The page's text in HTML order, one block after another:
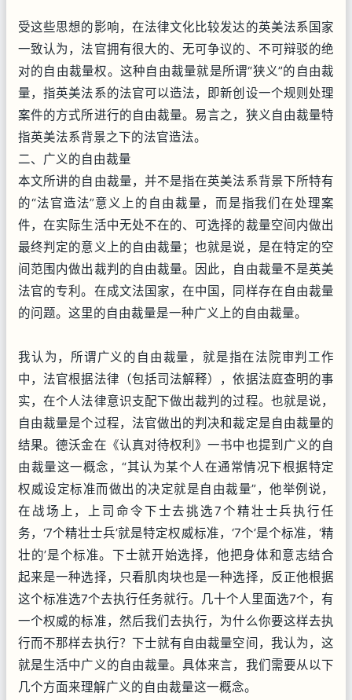
受这些思想的影响，在法律文化比较发达的英美法系国家
一致认为，法官拥有很大的、无可争议的、不可辩驳的绝
对的自由裁量权。这种自由裁量就是所谓“狭义”的自由裁
量，指英美法系的法官可以造法，即新创设一个规则处理
案件的方式所进行的自由裁量。易言之，狭义自由裁量特
指英美法系背景之下的法官造法。
二、广义的自由裁量
本文所讲的自由裁量，并不是指在英美法系背景下所特有
的“法官造法”意义上的自由裁量，而是指我们在处理案
件，在实际生活中无处不在的、可选择的裁量空间内做出
最终判定的意义上的自由裁量；也就是说，是在特定的空
间范围内做出裁判的自由裁量。因此，自由裁量不是英美
法官的专利。在成文法国家，在中国，同样存在自由裁量
的问题。这里的自由裁量是一种广义上的自由裁量。
我认为，所谓广义的自由裁量，就是指在法院审判工作
中，法官根据法律（包括司法解释），依据法庭查明的事
实，在个人法律意识支配下做出裁判的过程。也就是说，
自由裁量是个过程，法官做出的判决和裁定是自由裁量的
结果。德沃金在《认真对待权利》一书中也提到广义的自
由裁量这一概念，“其认为某个人在通常情况下根据特定
权威设定标准而做出的决定就是自由裁量”，他举例说，
在战场上，上司命令下士去挑选7个精壮士兵执行任
务，‘7个精壮士兵’就是特定权威标准，‘7个’是个标准，‘精
壮的’是个标准。下士就开始选择，他把身体和意志结合
起来是一种选择，只看肌肉块也是一种选择，反正他根据
这个标准选7个去执行任务就行。几十个人里面选7个，有
一个权威的标准，然后我们去执行，为什么你要这样去执
行而不那样去执行？下士就有自由裁量空间，我认为，这
就是生活中广义的自由裁量。具体来言，我们需要从以下
几个方面来理解广义的自由裁量这一概念。